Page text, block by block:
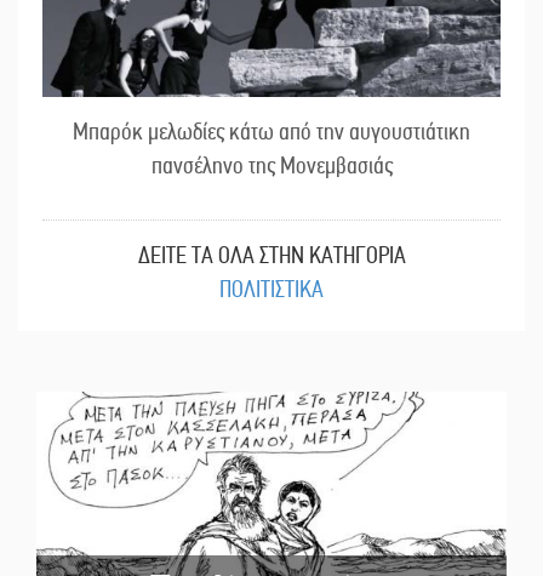
Μπαρόκ μελωδίες κάτω από την αυγουστιάτικη
πανσέληνο της Μονεμβασιάς
ΔΕΙΤΕ ΤΑ ΟΛΑ ΣΤΗΝ ΚΑΤΗΓΟΡΙΑ
ΠΟΛΙΤΙΣΤΙΚΑ